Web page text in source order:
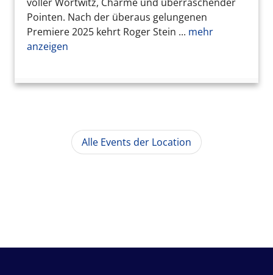
voller Wortwitz, Charme und überraschender
Pointen. Nach der überaus gelungenen
Premiere 2025 kehrt Roger Stein ... mehr
anzeigen
Alle Events der Location